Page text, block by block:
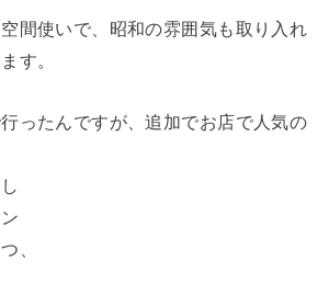
間使いで、昭和の雰囲気も取り入れ
す。
ったんですが、追加でお店で人気の
、